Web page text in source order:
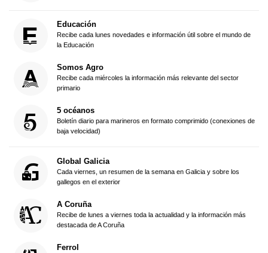
Educación
Recibe cada lunes novedades e información útil sobre el mundo de
la Educación
Somos Agro
Recibe cada miércoles la información más relevante del sector
primario
5 océanos
Boletín diario para marineros en formato comprimido (conexiones de
baja velocidad)
Global Galicia
Cada viernes, un resumen de la semana en Galicia y sobre los
gallegos en el exterior
A Coruña
Recibe de lunes a viernes toda la actualidad y la información más
destacada de A Coruña
Ferrol